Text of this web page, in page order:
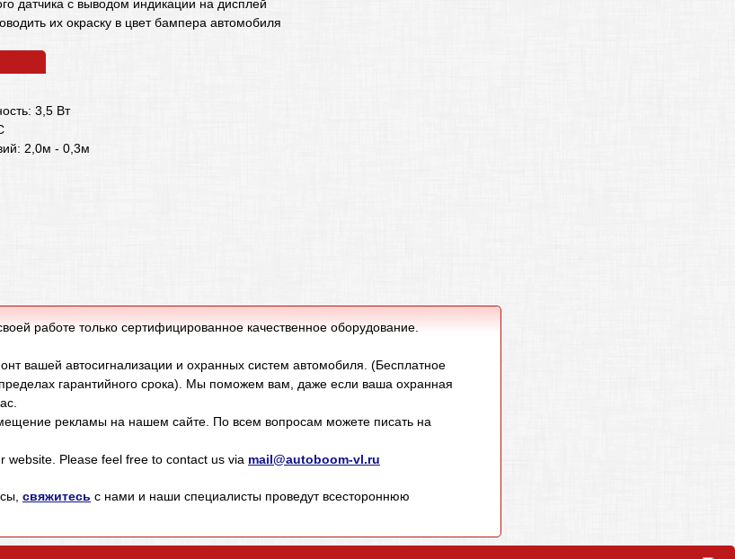
датчика с выводом индикации на дисплей
их окраску в цвет бампера автомобиля
3,5 Вт
2,0м - 0,3м
работе только сертифицированное качественное оборудование.
вашей автосигнализации и охранных систем автомобиля. (Бесплатное
гарантийного срока). Мы поможем вам, даже если ваша охранная
рекламы на нашем сайте. По всем вопросам можете писать на
website. Please feel free to contact us via mail@autoboom-vl.ru
свяжитесь с нами и наши специалисты проведут всестороннюю